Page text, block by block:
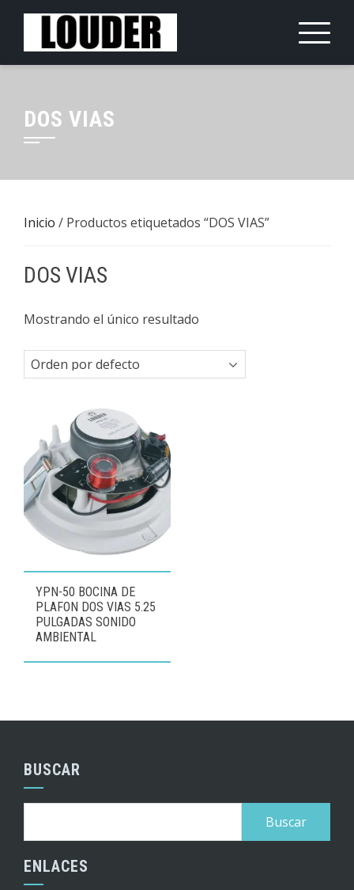
Saltar
contenido
DOS VIAS
Inicio / Productos etiquetados “DOS VIAS”
DOS VIAS
Mostrando el único resultado
YPN-50 BOCINA DE
PLAFON DOS VIAS 5.25
PULGADAS SONIDO
AMBIENTAL
BUSCAR
ENLACES